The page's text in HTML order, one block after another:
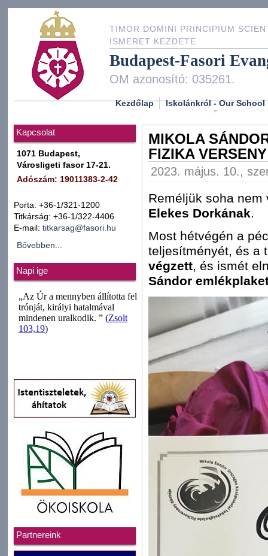
TIMOR DOMINI PRINCIPIUM
ISMERET KEZDETE
Budapest-Fasori
OM azonosító: 035261.
Kezdőlap Iskolánkról - Our School
Kapcsolat
1071 Budapest,
Városligeti fasor 17-21.
Adószám: 19011383-2-42
Porta: +36-1/321-1200
Titkárság: +36-1/322-4406
E-mail: titkarsag@fasori.hu
Bővebben...
Napi ige
Partnereink
MIKOLA
FIZIKA
2023. május. 10.,
Reméljük soha
Elekes Dorkának
Most hétvégén a
teljesítményét, és a
végzett, és ismét
Sándor